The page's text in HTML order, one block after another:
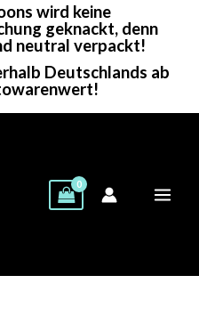
wird keine
geknackt, denn
neutral verpackt!
Deutschlands ab